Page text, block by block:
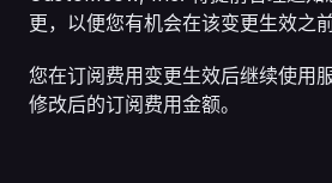
更，以便您有机会在该变更生效之
您在订阅费用变更生效后继续使用
修改后的订阅费用金额。